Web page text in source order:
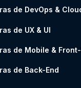
de DevOps &
de UX & UI
de Mobile & Front-
de Back-End